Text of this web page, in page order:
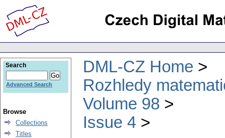
DML-CZ Home
Rozhledy
Volume 98
Issue 4
Search
Advanced Search
Browse
Collections
Titles